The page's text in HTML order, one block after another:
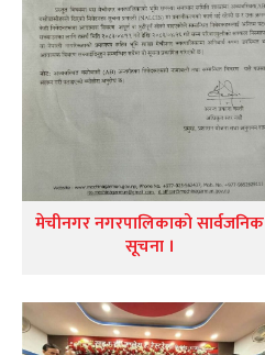
मेचीनगर नगरपालिकाको सार्वजनिक
सूचना ।